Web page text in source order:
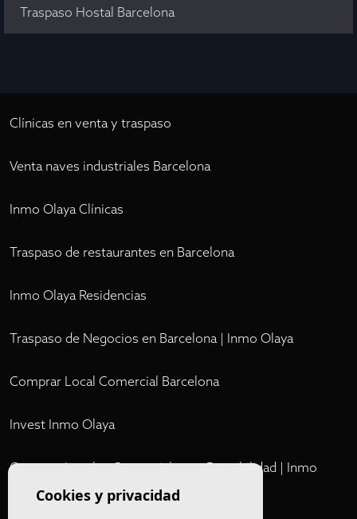
Traspaso Hostal Barcelona
Clínicas en venta y traspaso
Venta naves industriales Barcelona
Inmo Olaya Clínicas
Traspaso de restaurantes en Barcelona
Inmo Olaya Residencias
Traspaso de Negocios en Barcelona | Inmo Olaya
Comprar Local Comercial Barcelona
Invest Inmo Olaya
Comprar Locales Comerciales en Rentabilidad | Inmo
OlayaCookies y privacidad